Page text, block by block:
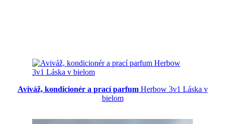
Aviváž, kondicionér a prací parfumHerbow 3v1 Láska v
bielom